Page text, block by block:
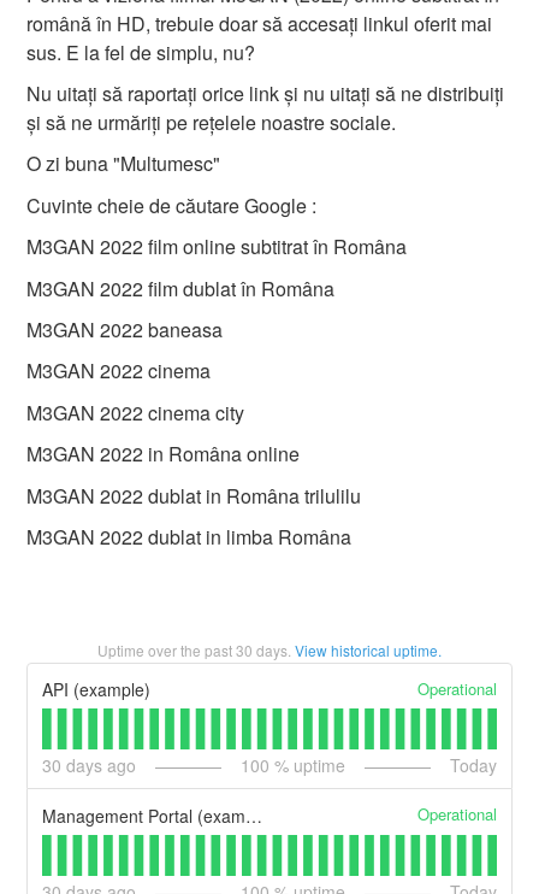
română în HD, trebuie doar să accesați linkul oferit mai
sus. E la fel de simplu, nu?
Nu uitați să raportați orice link și nu uitați să ne distribuiți
și să ne urmăriți pe rețelele noastre sociale.
O zi buna "Multumesc"
Cuvinte cheie de căutare Google :
M3GAN 2022 film online subtitrat în Româna
M3GAN 2022 film dublat în Româna
M3GAN 2022 baneasa
M3GAN 2022 cinema
M3GAN 2022 cinema city
M3GAN 2022 in Româna online
M3GAN 2022 dublat in Româna trilulilu
M3GAN 2022 dublat in limba Româna
Uptime over the past30 days. View historical uptime.
API (example) Operational
30 days ago 100 % uptime Today
Management Portal (example) Operational